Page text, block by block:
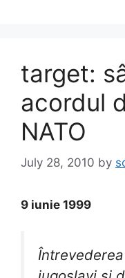
target:
acordul
NATO
July 28, 2010 by
9 iunie 1999